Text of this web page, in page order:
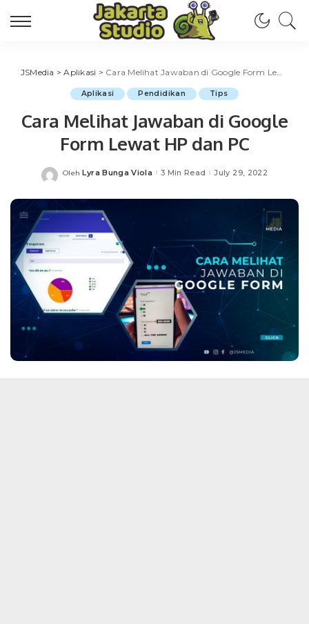
JSMedia >Aplikasi > Cara Melihat Jawaban di Google Form Lewat HP dan PC
Aplikasi Pendidikan Tips
Cara Melihat Jawaban di Google
Form Lewat HP dan PC
Posted
Oleh Lyra Bunga Viola 3 Min Read July 29, 2022